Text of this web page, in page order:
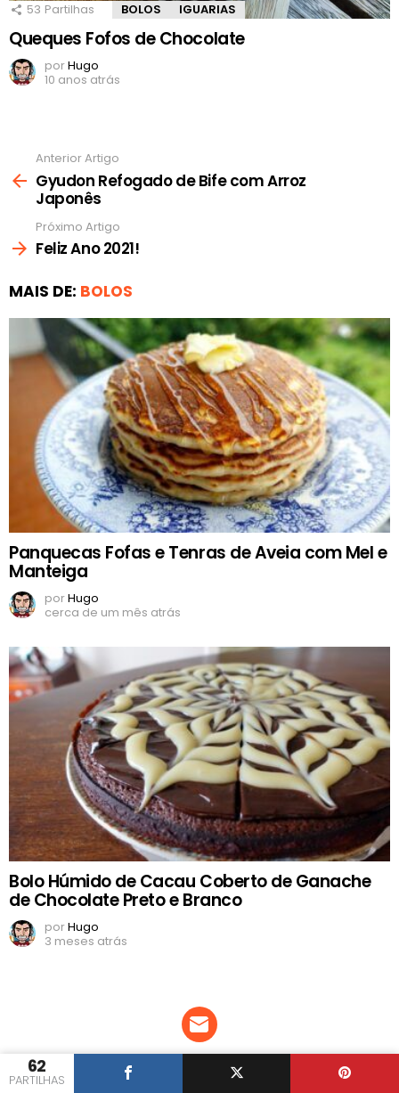
62
PARTILHAS
53 Partilhas BOLOS IGUARIAS
Queques Fofos de Chocolate
porHugo
10 anos atrás
mais
Anterior Artigo
Gyudon Refogado de Bife com Arroz
Japonês
Próximo Artigo
Feliz Ano 2021!
MAIS DE: BOLOS
Panquecas Fofas e Tenras de Aveia com Mel e
Manteiga
porHugo
cerca de um mês atrás
Bolo Húmido de Cacau Coberto de Ganache
de Chocolate Preto e Branco
porHugo
3 meses atrás
NEWSLETTER